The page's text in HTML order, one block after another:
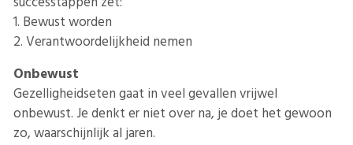
1. Bewust worden
2. Verantwoordelijkheid nemen
Onbewust
Gezelligheidseten gaat in veel gevallen vrijwel
onbewust. Je denkt er niet over na, je doet het gewoon
zo, waarschijnlijk al jaren.